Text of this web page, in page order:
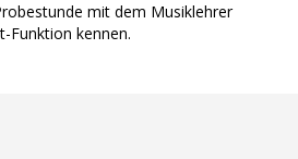
mit dem Musiklehrer
Funktion kennen.